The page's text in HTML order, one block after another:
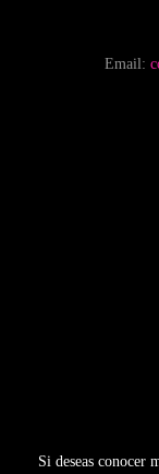
Email:
Si deseas conocer